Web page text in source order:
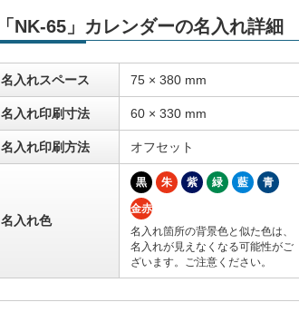
「NK-65」カレンダーの名入れ詳細
名入れスペース 75 × 380 mm
名入れ印刷寸法 60 × 330 mm
名入れ印刷方法 オフセット
名入れ色
黒 朱 紫 緑 藍 青
金赤
名入れ箇所の背景色と似た色は、
名入れが見えなくなる可能性がご
ざいます。ご注意ください。